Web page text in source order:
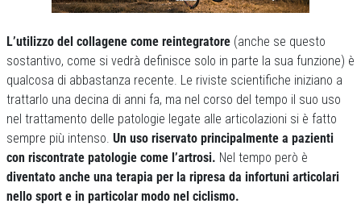
L’utilizzo del collagene come reintegratore (anche se questo
sostantivo, come si vedrà definisce solo in parte la sua funzione) è
qualcosa di abbastanza recente. Le riviste scientifiche iniziano a
trattarlo una decina di anni fa, ma nel corso del tempo il suo uso
nel trattamento delle patologie legate alle articolazioni si è fatto
sempre più intenso. Un uso riservato principalmente a pazienti
con riscontrate patologie come l’artrosi. Nel tempo però è
diventato anche una terapia per la ripresa da infortuni articolari
nello sport e in particolar modo nel ciclismo.